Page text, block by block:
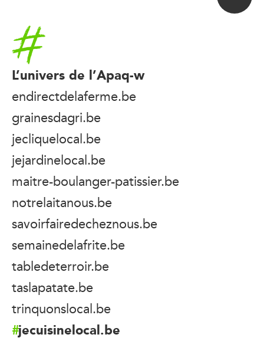
Accueil
L’univers de l’Apaq-w
endirectdelaferme.be
grainesdagri.be
jecliquelocal.be
jejardinelocal.be
maitre-boulanger-patissier.be
notrelaitanous.be
savoirfairedecheznous.be
semainedelafrite.be
tabledeterroir.be
taslapatate.be
trinquonslocal.be
jecuisinelocal.be